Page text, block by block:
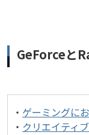
GeForceと
・ ゲーミングに
・ クリエイティ